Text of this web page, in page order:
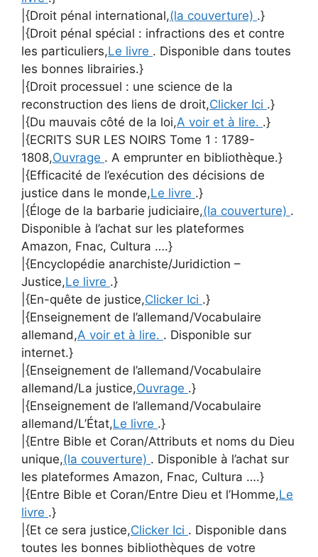
|{Droit pénal international,(la couverture) .}
|{Droit pénal spécial : infractions des et contre
les particuliers,Le livre . Disponible dans toutes
les bonnes librairies.}
|{Droit processuel : une science de la
reconstruction des liens de droit,Clicker Ici .}
|{Du mauvais côté de la loi,A voir et à lire. .}
|{ECRITS SUR LES NOIRS Tome 1 : 1789-
1808,Ouvrage . A emprunter en bibliothèque.}
|{Efficacité de l’exécution des décisions de
justice dans le monde,Le livre .}
|{Éloge de la barbarie judiciaire,(la couverture) .
Disponible à l’achat sur les plateformes
Amazon, Fnac, Cultura ….}
|{Encyclopédie anarchiste/Juridiction –
Justice,Le livre .}
|{En-quête de justice,Clicker Ici .}
|{Enseignement de l’allemand/Vocabulaire
allemand,A voir et à lire. . Disponible sur
internet.}
|{Enseignement de l’allemand/Vocabulaire
allemand/La justice,Ouvrage .}
|{Enseignement de l’allemand/Vocabulaire
allemand/L’État,Le livre .}
|{Entre Bible et Coran/Attributs et noms du Dieu
unique,(la couverture) . Disponible à l’achat sur
les plateformes Amazon, Fnac, Cultura ….}
|{Entre Bible et Coran/Entre Dieu et l’Homme,Le
livre .}
|{Et ce sera justice,Clicker Ici . Disponible dans
toutes les bonnes bibliothèques de votre